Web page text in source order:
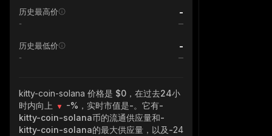
历史最高价 -
-
历史最低价 -
-
kitty-coin-solana 价格是 $0，在过去24小
时内向上
-% ，实时市值是-。它有-
kitty-coin-solana币的流通供应量和-
kitty-coin-solana的最大供应量，以及-24